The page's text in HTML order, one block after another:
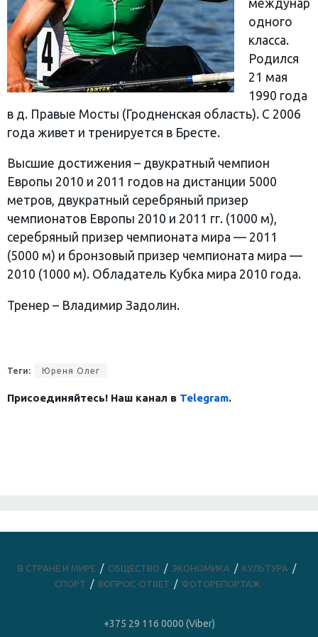
междунар
одного
класса.
Родился
21 мая
1990 года
в д. Правые Мосты (Гродненская область). С 2006
года живет и тренируется в Бресте.
Высшие достижения – двукратный чемпион
Европы 2010 и 2011 годов на дистанции 5000
метров, двукратный серебряный призер
чемпионатов Европы 2010 и 2011 гг. (1000 м),
серебряный призер чемпионата мира — 2011
(5000 м) и бронзовый призер чемпионата мира —
2010 (1000 м). Обладатель Кубка мира 2010 года.
Тренер – Владимир Задолин.
Теги: Юреня Олег
Присоединяйтесь! Наш канал в Telegram.
В СТРАНЕ И МИРЕ ОБЩЕСТВО ЭКОНОМИКА
КУЛЬТУРА
СПОРТ
ВОПРОС-ОТВЕТ ФОТОРЕПОРТАЖ
+375 29 116 0000 (Viber)